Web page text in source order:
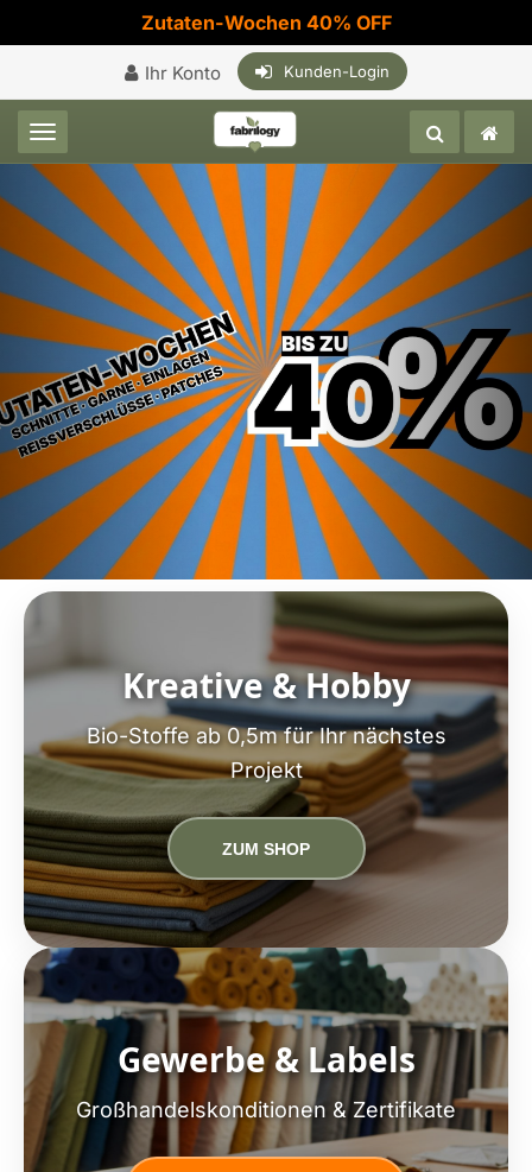
Zutaten-Wochen 40% OFF
Ihr Konto Kunden-Login
Toggle navigation
Kreative & Hobby
Bio-Stoffe ab 0,5m für Ihr nächstes
Projekt
ZUM SHOP
Gewerbe & Labels
Großhandelskonditionen & Zertifikate